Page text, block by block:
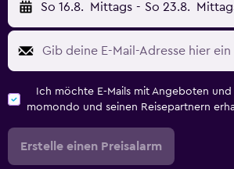
So 16.8. Mittags - So 23.8.
Ich möchte E-Mails mit Angeboten
momondo und seinen Reisepartnern
Erstelle einen Preisalarm